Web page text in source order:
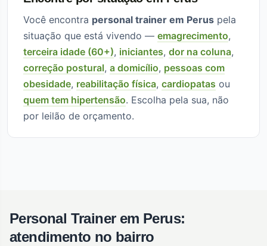
Você encontra personal trainer em Perus pela
situação que está vivendo — emagrecimento,
terceira idade (60+), iniciantes, dor na coluna,
correção postural, a domicílio, pessoas com
obesidade, reabilitação física, cardiopatas ou
quem tem hipertensão. Escolha pela sua, não
por leilão de orçamento.
Personal Trainer em Perus:
atendimento no bairro